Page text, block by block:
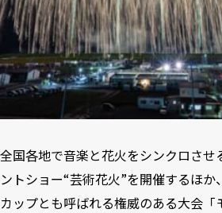
全国各地で音楽と花火をシンクロさせ
ントショー“芸術花火”を開催するほ
カップとも呼ばれる権威のある大会「